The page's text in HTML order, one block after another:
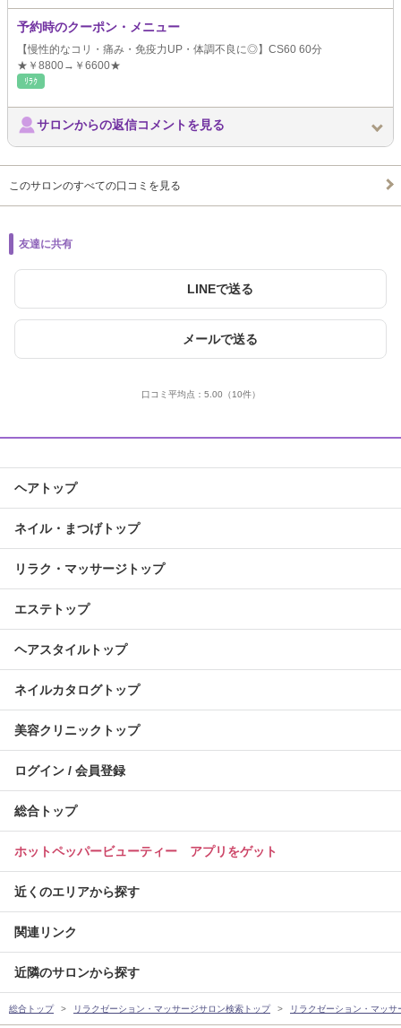
予約時のクーポン・メニュー
【慢性的なコリ・痛み・免疫力UP・体調不良に◎】CS60 60分
★￥8800→￥6600★
ﾘﾗｸ
サロンからの返信コメントを見る
このサロンのすべての口コミを見る
友達に共有
LINEで送る
メールで送る
口コミ平均点： 5.00 （10件）
ヘアトップ
ネイル・まつげトップ
リラク・マッサージトップ
エステトップ
ヘアスタイルトップ
ネイルカタログトップ
美容クリニックトップ
ログイン / 会員登録
総合トップ
ホットペッパービューティー アプリをゲット
近くのエリアから探す
関連リンク
近隣のサロンから探す
総合トップ リラクゼーション・マッサージサロン検索トップ リラクゼーション・マッ